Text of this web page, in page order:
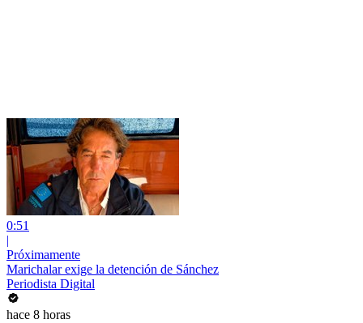
0:51
|
Próximamente
Marichalar exige la detención de Sánchez
Periodista Digital
hace 8 horas